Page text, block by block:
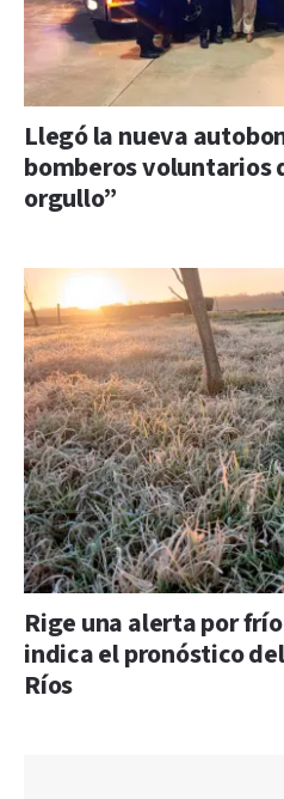
Llegó la nueva
bomberos voluntarios
orgullo”
Rige una alerta por
indica el pronóstico
Ríos